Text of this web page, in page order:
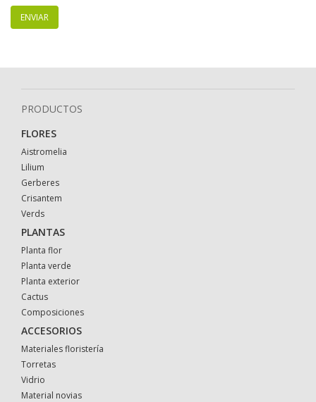
ENVIAR
PRODUCTOS
FLORES
Aistromelia
Lilium
Gerberes
Crisantem
Verds
PLANTAS
Planta flor
Planta verde
Planta exterior
Cactus
Composiciones
ACCESORIOS
Materiales floristería
Torretas
Vidrio
Material novias